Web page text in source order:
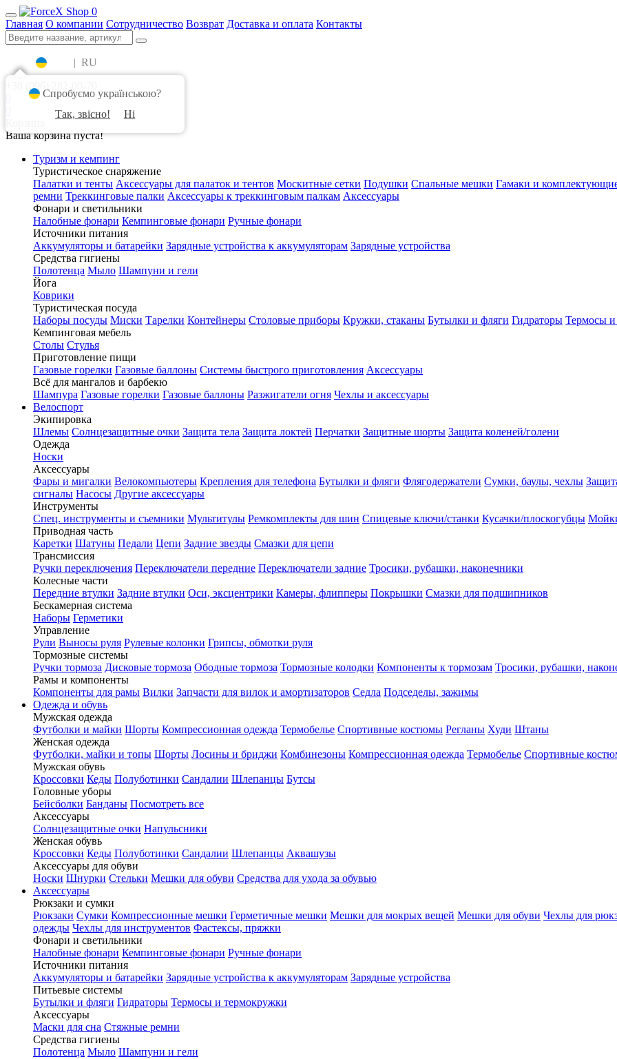
0
Главная О компании Сотрудничество Возврат Доставка и оплата Контакты
| RU
+38 (096) 282-00-70
Ваша корзина пуста!
Туризм и кемпинг
Туристическое снаряжение
Палатки и тенты Аксессуары для палаток и тентов Москитные сетки Подушки Спальные мешки Гамаки и
ремни Треккинговые палки Аксессуары к треккинговым палкам Аксессуары
Фонари и светильники
Налобные фонари Кемпинговые фонари Ручные фонари
Источники питания
Аккумуляторы и батарейки Зарядные устройства к аккумуляторам Зарядные устройства
Средства гигиены
Полотенца Мыло Шампуни и гели
Йога
Коврики
Туристическая посуда
Наборы посуды Миски Тарелки Контейнеры Столовые приборы Кружки, стаканы Бутылки и фляги Гидраторы Термосы
Кемпинговая мебель
Столы Стулья
Приготовление пищи
Газовые горелки Газовые баллоны Системы быстрого приготовления Аксессуары
Всё для мангалов и барбекю
Шампура Газовые горелки Газовые баллоны Разжигатели огня Чехлы и аксессуары
Велоспорт
Экипировка
Шлемы Солнцезащитные очки Защита тела Защита локтей Перчатки Защитные шорты Защита коленей/голени
Одежда
Носки
Аксессуары
Фары и мигалки Велокомпьютеры Крепления для телефона Бутылки и фляги Флягодержатели Сумки, баулы, чехлы
сигналы Насосы Другие аксессуары
Инструменты
Спец. инструменты и съемники Мультитулы Ремкомплекты для шин Спицевые ключи/станки Кусачки/плоскогубцы
Приводная часть
Каретки Шатуны Педали Цепи Задние звезды Смазки для цепи
Трансмиссия
Ручки переключения Переключатели передние Переключатели задние Тросики, рубашки, наконечники
Колесные части
Передние втулки Задние втулки Оси, эксцентрики Камеры, флипперы Покрышки Смазки для подшипников
Бескамерная система
Наборы Герметики
Управление
Рули Выносы руля Рулевые колонки Грипсы, обмотки руля
Тормозные системы
Ручки тормоза Дисковые тормоза Ободные тормоза Тормозные колодки Компоненты к тормозам Тросики, рубашки,
Рамы и компоненты
Компоненты для рамы Вилки Запчасти для вилок и амортизаторов Седла Подседелы, зажимы
Одежда и обувь
Мужская одежда
Футболки и майки Шорты Компрессионная одежда Термобелье Спортивные костюмы Регланы Худи Штаны
Женская одежда
Футболки, майки и топы Шорты Лосины и бриджи Комбинезоны Компрессионная одежда Термобелье Спортивные
Мужская обувь
Кроссовки Кеды Полуботинки Сандалии Шлепанцы Бутсы
Головные уборы
Бейсболки Банданы Посмотреть все
Аксессуары
Солнцезащитные очки Напульсники
Женская обувь
Кроссовки Кеды Полуботинки Сандалии Шлепанцы Аквашузы
Аксессуары для обуви
Носки Шнурки Стельки Мешки для обуви Средства для ухода за обувью
Аксессуары
Рюкзаки и сумки
Рюкзаки Сумки Компрессионные мешки Герметичные мешки Мешки для мокрых вещей Мешки для обуви Чехлы для
одежды Чехлы для инструментов Фастексы, пряжки
Фонари и светильники
Налобные фонари Кемпинговые фонари Ручные фонари
Источники питания
Аккумуляторы и батарейки Зарядные устройства к аккумуляторам Зарядные устройства
Питьевые системы
Бутылки и фляги Гидраторы Термосы и термокружки
Аксессуары
Маски для сна Стяжные ремни
Средства гигиены
Полотенца Мыло Шампуни и гели
Спробуємо українською?
Так, звісно!
Ні